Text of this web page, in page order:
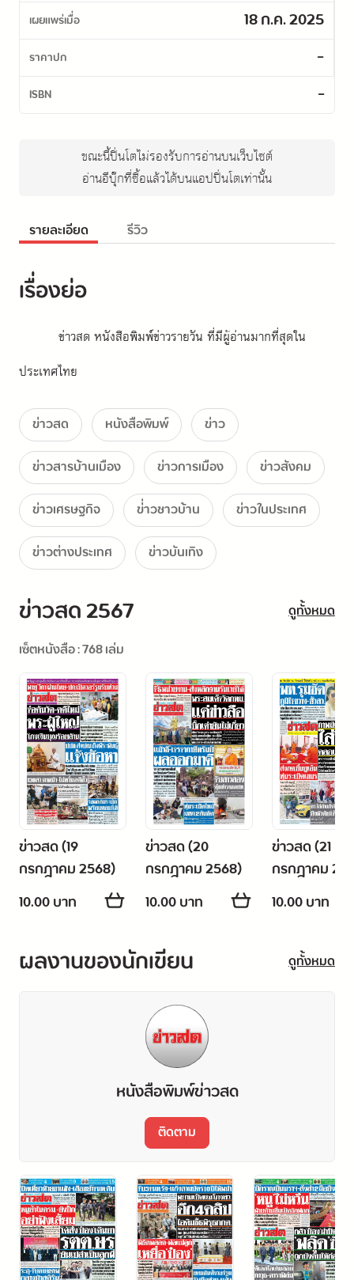
เผยแพร่เมื่อ 18 ก.ค. 2025
ราคาปก -
ISBN -
ขณะนี้ปิ่นโตไม่รองรับการอ่านบนเว็บไซต์
อ่านอีบุ๊กที่ซื้อแล้วได้บนแอปปิ่นโตเท่านั้น
รายละเอียด รีวิว
เรื่องย่อ
ข่าวสด หนังสือพิมพ์ข่าวรายวัน ที่มีผู้อ่านมากที่สุดใน
ประเทศไทย
ข่าวสด หนังสือพิมพ์
ข่าว
ข่าวสารบ้านเมือง
ข่าวการเมือง
ข่าวสังคม
ข่าวเศรษฐกิจ
ข่่าวชาวบ้าน
ข่าวในประเทศ
ข่าวต่างประเทศ
ข่าวบันเทิง
ข่าวสด 2567
ดูทั้งหมด
เซ็ตหนังสือ : 768 เล่ม
ข่าวสด (19
กรกฎาคม 2568)
10.00 บาท
ข่าวสด (20
กรกฎาคม 2568)
10.00 บาท
ข่าวสด (21
กรกฎาคม
10.00 บาท
ผลงานของนักเขียน ดูทั้งหมด
หนังสือพิมพ์ข่าวสด
ติดตาม